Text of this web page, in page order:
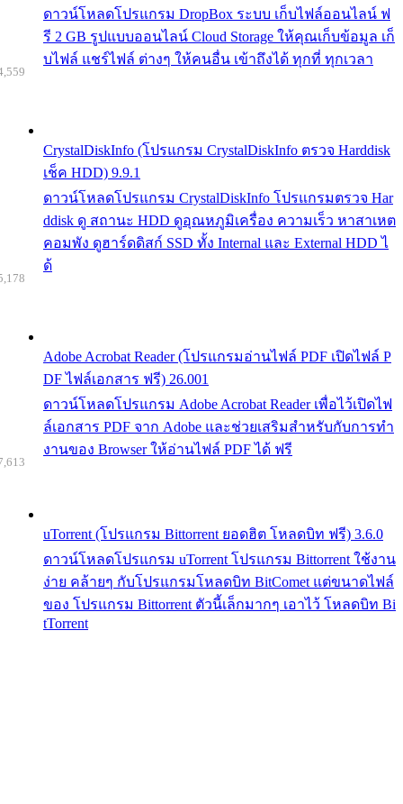
ดาวน์โหลดโปรแกรม DropBox ระบบ เก็บไฟล์ออนไลน์ ฟ
รี 2 GB รูปแบบออนไลน์ Cloud Storage ให้คุณเก็บข้อมูล เก็
บไฟล์ แชร์ไฟล์ ต่างๆ ให้คนอื่น เข้าถึงได้ ทุกที่ ทุกเวลา
CrystalDiskInfo (โปรแกรม CrystalDiskInfo ตรวจ Harddisk
เช็ค HDD) 9.9.1
ดาวน์โหลดโปรแกรม CrystalDiskInfo โปรแกรมตรวจ Har
ddisk ดู สถานะ HDD ดูอุณหภูมิเครื่อง ความเร็ว หาสาเหต
คอมพัง ดูฮาร์ดดิสก์ SSD ทั้ง Internal และ External HDD ไ
ด้
Adobe Acrobat Reader (โปรแกรมอ่านไฟล์ PDF เปิดไฟล์ P
DF ไฟล์เอกสาร ฟรี) 26.001
ดาวน์โหลดโปรแกรม Adobe Acrobat Reader เพื่อไว้เปิดไฟ
ล์เอกสาร PDF จาก Adobe และช่วยเสริมสำหรับกับการทำ
งานของ Browser ให้อ่านไฟล์ PDF ได้ ฟรี
uTorrent (โปรแกรม Bittorrent ยอดฮิต โหลดบิท ฟรี) 3.6.0
ดาวน์โหลดโปรแกรม uTorrent โปรแกรม Bittorrent ใช้งาน
ง่าย คล้ายๆ กับโปรแกรมโหลดบิท BitComet แต่ขนาดไฟล์
ของ โปรแกรม Bittorrent ตัวนี้เล็กมากๆ เอาไว้ โหลดบิท Bi
tTorrent